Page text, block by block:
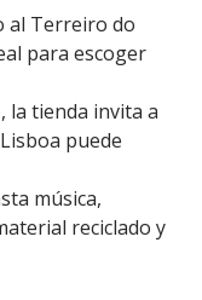
al Terreiro do
para escoger
la tienda invita a
puede
música,
reciclado y